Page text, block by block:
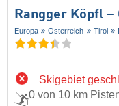
Rangger Köpfl
Europa Österreich Tirol
Skigebiet
0 von 10 km